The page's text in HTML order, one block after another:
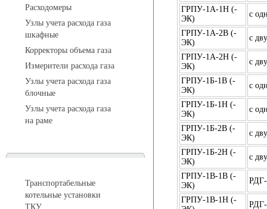
Расходомеры
Узлы учета расхода газа
шкафные
Корректоры объема газа
Измерители расхода газа
Узлы учета расхода газа
блочные
Узлы учета расхода газа
на раме
Транспортабельные
котельные установки
ТКУ
ГРПУ-1А-1Н (-
ЭК)
с
ГРПУ-1А-2В (-
ЭК)
с
ГРПУ-1А-2Н (-
ЭК)
с
ГРПУ-1Б-1В (-
ЭК)
с
ГРПУ-1Б-1Н (-
ЭК)
с
ГРПУ-1Б-2В (-
ЭК)
с
ГРПУ-1Б-2Н (-
ЭК)
с
ГРПУ-1В-1В (-
ЭК)
ГРПУ-1В-1Н (-